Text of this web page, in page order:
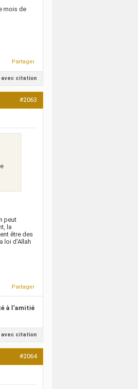
mois de
Partager
avec citation
#2063
peut
la
être des
loi d'Allah
Partager
à l'amitié
avec citation
#2064